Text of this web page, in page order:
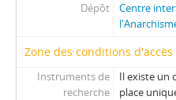
Dépôt
Centre
Zone des conditions
Instruments de
recherche
Il existe un
place